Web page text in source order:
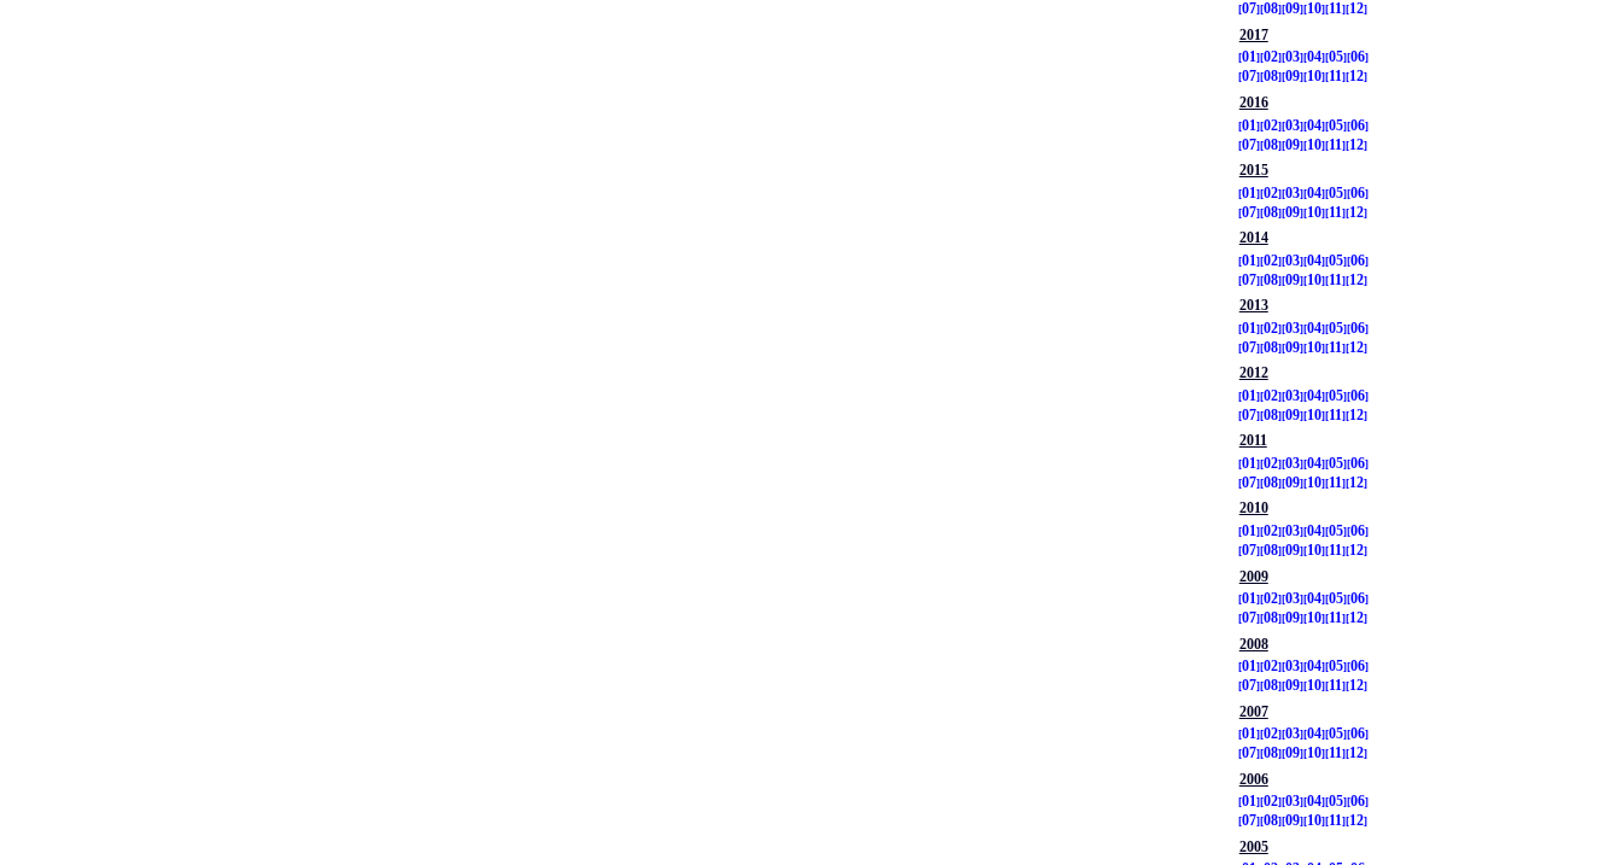
07 08 09 10 11 12
2017
01 02 03 04 05 06
07 08 09 10 11 12
2016
01
02 03 04 05 06
07 08 09 10 11
12
2015
01
02 03 04 05 06
07 08 09 10 11
12
2014
01
02 03 04 05 06
07 08 09 10 11
12
2013
01
02 03 04 05 06
07 08 09 10 11
12
2012
01
02 03 04 05 06
07 08 09 10 11
12
2011
01
02 03 04 05 06
07 08 09 10 11
12
2010
01
02 03 04 05 06
07 08 09 10 11
12
2009
01
02 03 04 05 06
07 08 09 10 11
12
2008
01
02 03 04 05 06
07 08 09 10 11
12
2007
01
02 03 04 05 06
07 08 09 10 11
12
2006
01
02 03 04 05 06
07 08 09 10 11
12
2005